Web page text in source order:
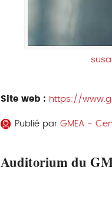
Site web : https://
Publié par GMEA -
Auditorium du